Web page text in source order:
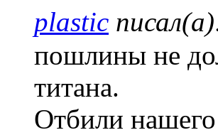
plastic
пошлины не
титана.
Отбили